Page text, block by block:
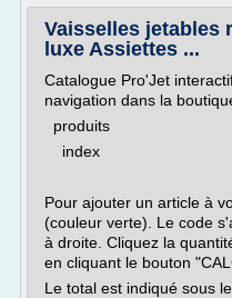
Vaisselles jetables
luxe Assiettes ...
Catalogue Pro'Jet
navigation dans la
produits
index
Pour ajouter un article à
(couleur verte). Le code
à droite. Cliquez la
en cliquant le bouton
Le total est indiqué sous